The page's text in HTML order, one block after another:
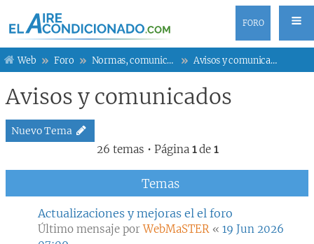
FORO
Web Foro Normas, comunicados y otros Avisos y comunicados
Avisos y comunicados
Nuevo Tema
26 temas • Página 1de 1
Temas
Actualizaciones y mejoras el el foro
Último mensaje porWebMaSTER « 19 Jun 2026